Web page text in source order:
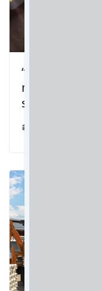
“Sobre nós
músico
sua autoria